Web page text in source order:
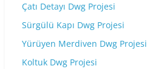
Çatı Detayı Dwg Projesi
Sürgülü Kapı Dwg Projesi
Yürüyen Merdiven Dwg Projesi
Koltuk Dwg Projesi